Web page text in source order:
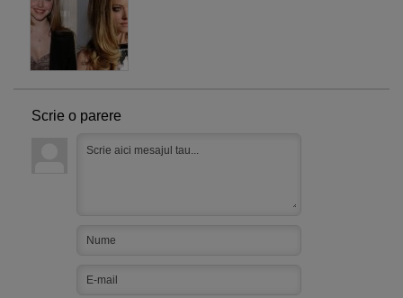
Scrie o parere